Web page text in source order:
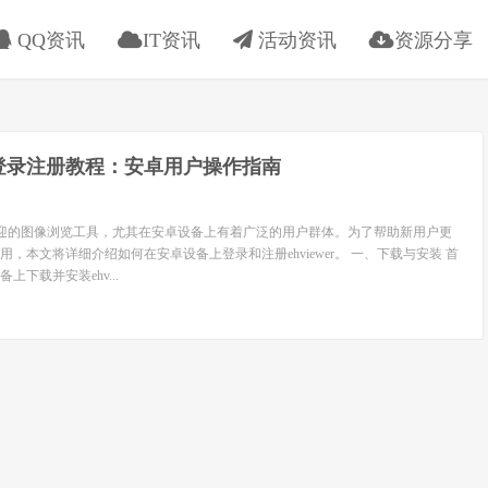
QQ资讯 IT资讯 活动资讯 资源分享
录注册教程：安卓用户操作指南
的图像浏览工具，尤其在安卓设备上有着广泛的用户群体。为了帮助新用户更
，本文将详细介绍如何在安卓设备上登录和注册ehviewer。 一、下载与安装 首
上下载并安装ehv...